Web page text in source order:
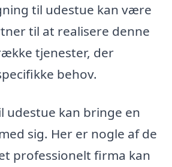
til udestue kan være
til at realisere denne
tjenester, der
behov.
udestue kan bringe en
sig. Her er nogle af de
professionelt firma kan